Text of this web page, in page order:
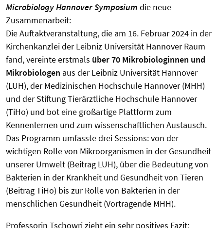
Microbiology Hannover Symposium die neue
Zusammenarbeit:
Die Auftaktveranstaltung, die am 16. Februar 2024 in der
Kirchenkanzlei der Leibniz Universität Hannover Raum
fand, vereinte erstmals über 70 Mikrobiologinnen und
Mikrobiologen aus der Leibniz Universität Hannover
(LUH), der Medizinischen Hochschule Hannover (MHH)
und der Stiftung Tierärztliche Hochschule Hannover
(TiHo) und bot eine großartige Plattform zum
Kennenlernen und zum wissenschaftlichen Austausch.
Das Programm umfasste drei Sessions: von der
wichtigen Rolle von Mikroorganismen in der Gesundheit
unserer Umwelt (Beitrag LUH), über die Bedeutung von
Bakterien in der Krankheit und Gesundheit von Tieren
(Beitrag TiHo) bis zur Rolle von Bakterien in der
menschlichen Gesundheit (Vortragende MHH).
Professorin Tschowri zieht ein sehr positives Fazit: